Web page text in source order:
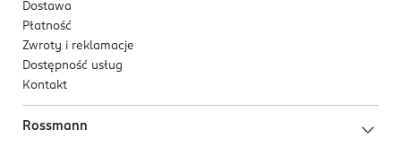
Dostawa
Płatność
Zwroty i reklamacje
Dostępność usług
Kontakt
Rossmann